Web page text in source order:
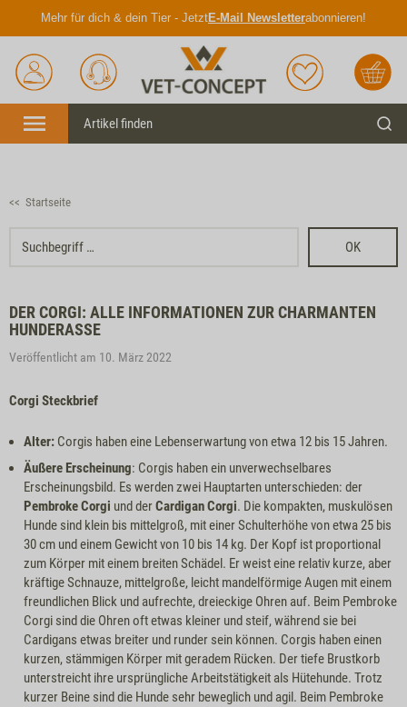
Mehr für dich & dein Tier - JetztE-Mail Newsletterabonnieren!
Anmelden
Unser
Service
Merkliste Warenkorb
Menü
<< Startseite
OK
DER CORGI: ALLE INFORMATIONEN ZUR CHARMANTEN
HUNDERASSE
Veröffentlicht am 10. März 2022
Corgi Steckbrief
Alter: Corgis haben eine Lebenserwartung von etwa 12 bis 15 Jahren.
Äußere Erscheinung: Corgis haben ein unverwechselbares
Erscheinungsbild. Es werden zwei Hauptarten unterschieden: der
Pembroke Corgi und derCardigan Corgi. Die kompakten, muskulösen
Hunde sind klein bis mittelgroß, mit einer Schulterhöhe von etwa 25 bis
30 cm und einem Gewicht von 10 bis 14 kg. Der Kopf ist proportional
zum Körper mit einem breiten Schädel. Er weist eine relativ kurze, aber
kräftige Schnauze, mittelgroße, leicht mandelförmige Augen mit einem
freundlichen Blick und aufrechte, dreieckige Ohren auf. Beim Pembroke
Corgi sind die Ohren oft etwas kleiner und steif, während sie bei
Cardigans etwas breiter und runder sein können. Corgis haben einen
kurzen, stämmigen Körper mit geradem Rücken. Der tiefe Brustkorb
unterstreicht ihre ursprüngliche Arbeitstätigkeit als Hütehunde. Trotz
kurzer Beine sind die Hunde sehr beweglich und agil. Beim Pembroke